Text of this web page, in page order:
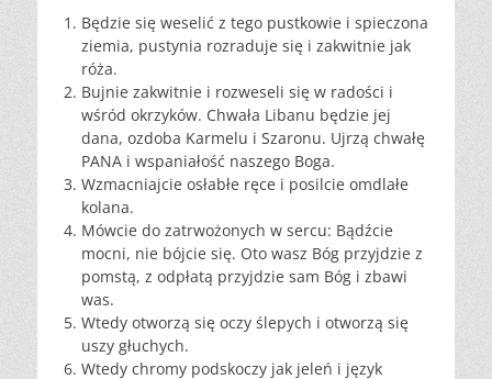
Będzie się weselić z tego pustkowie i spieczona
ziemia, pustynia rozraduje się i zakwitnie jak
róża.
Bujnie zakwitnie i rozweseli się w radości i
wśród okrzyków. Chwała Libanu będzie jej
dana, ozdoba Karmelu i Szaronu. Ujrzą chwałę
PANA i wspaniałość naszego Boga.
Wzmacniajcie osłabłe ręce i posilcie omdlałe
kolana.
Mówcie do zatrwożonych w sercu: Bądźcie
mocni, nie bójcie się. Oto wasz Bóg przyjdzie z
pomstą, z odpłatą przyjdzie sam Bóg i zbawi
was.
Wtedy otworzą się oczy ślepych i otworzą się
uszy głuchych.
Wtedy chromy podskoczy jak jeleń i język